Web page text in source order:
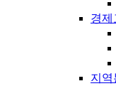
경제
지역